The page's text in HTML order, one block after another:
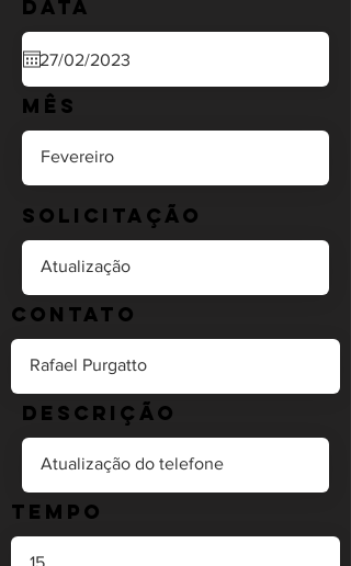
Data
Mês
Solicitação
Contato
Descrição
Tempo